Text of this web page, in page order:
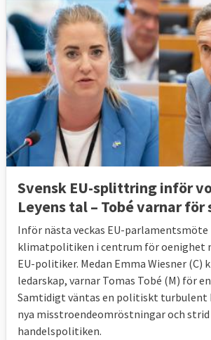
Svensk EU-splittring inför
Leyens tal – Tobé varnar
Inför nästa veckas EU-
klimatpolitiken i centrum för oenighet
EU-politiker. Medan Emma Wiesner (C)
ledarskap, varnar Tomas Tobé (M) för
Samtidigt väntas en politiskt turbulent
nya misstroendeomröstningar och
handelspolitiken.